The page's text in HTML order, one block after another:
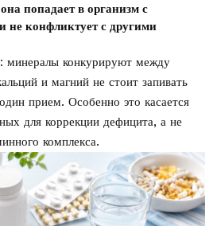
попадает в организм с
не конфликтует с другими
минералы конкурируют между
и магний не стоит запивать
прием. Особенно это касается
для коррекции дефицита, а не
комплекса.